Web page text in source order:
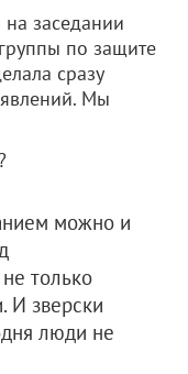
на заседании
по защите
сразу
Мы
можно и
только
И зверски
люди не